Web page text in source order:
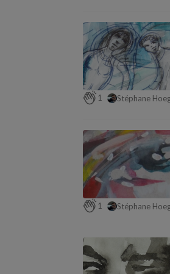
1 Stéphane
1 Stéphane